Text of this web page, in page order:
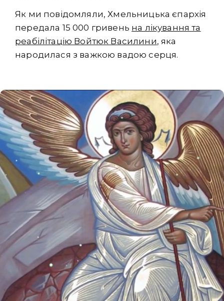
Як ми повідомляли, Хмельницька єпархія
передала 15 000 гривень на лікування та
реабілітацію Войтюк Василини, яка
народилася з важкою вадою серця.